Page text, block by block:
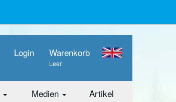
Login Warenkorb
Leer
Medien Artikel